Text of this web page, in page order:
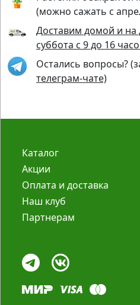
(можно сажать с
Доставим домой и на
суббота с 9 до 16
Остались вопросы?
телеграм-чате)
Каталог
Акции
Оплата и доставка
Наш клуб
Партнерам